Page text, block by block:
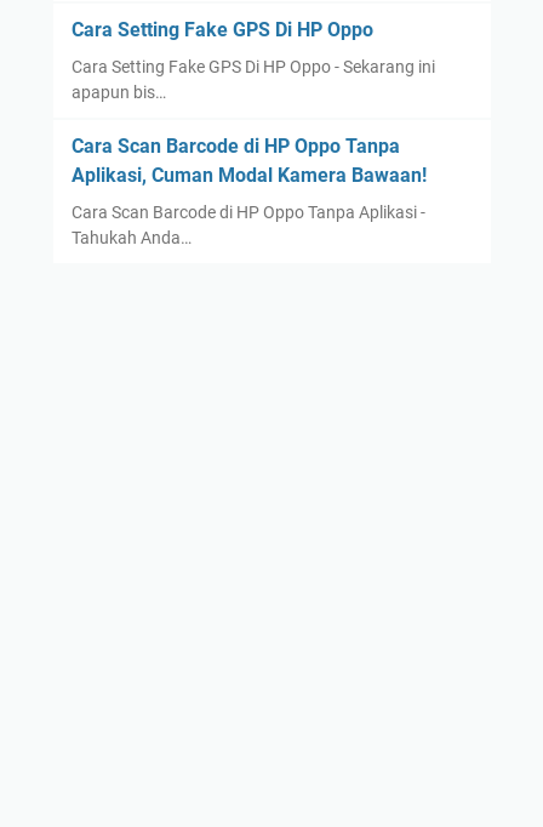
Cara Setting Fake GPS Di HP Oppo
Cara Setting Fake GPS Di HP Oppo - Sekarang ini
apapun bis…
Cara Scan Barcode di HP Oppo Tanpa
Aplikasi, Cuman Modal Kamera Bawaan!
Cara Scan Barcode di HP Oppo Tanpa Aplikasi -
Tahukah Anda…